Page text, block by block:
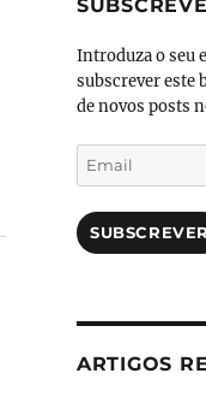
Introduza o seu
subscrever este
de novos posts
Email
SUBSCREVER
ARTIGOS